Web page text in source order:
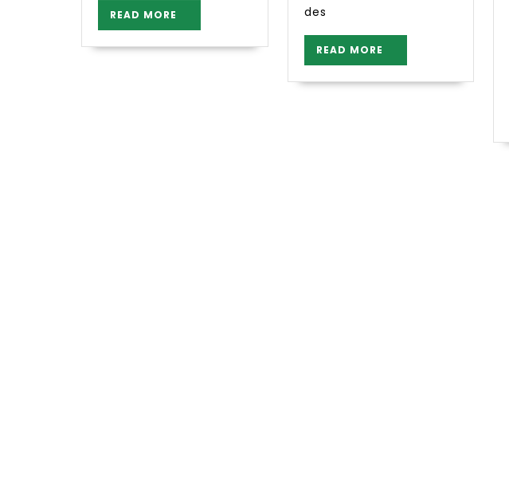
READ MORE
MORE
des
READ MORE
MORE